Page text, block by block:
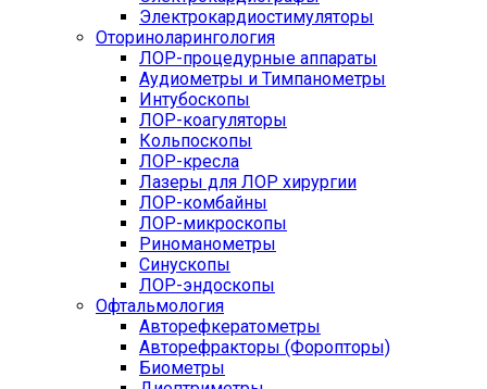
Электрокардиостимуляторы
Оториноларингология
ЛОР-процедурные аппараты
Аудиометры и Тимпанометры
Интубоскопы
ЛОР-коагуляторы
Кольпоскопы
ЛОР-кресла
Лазеры для ЛОР хирургии
ЛОР-комбайны
ЛОР-микроскопы
Риноманометры
Синускопы
ЛОР-эндоскопы
Офтальмология
Авторефкератометры
Авторефракторы (Форопторы)
Биометры